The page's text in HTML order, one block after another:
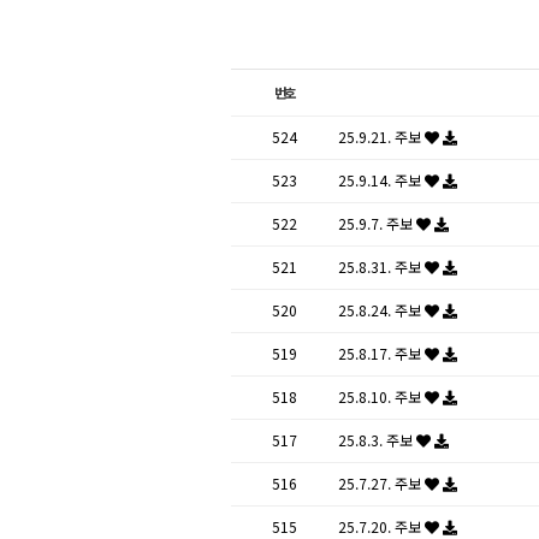
번호
524 25.9.21. 주보
523 25.9.14. 주보
522 25.9.7. 주보
521 25.8.31. 주보
520 25.8.24. 주보
519 25.8.17. 주보
518 25.8.10. 주보
517 25.8.3. 주보
516 25.7.27. 주보
515 25.7.20. 주보